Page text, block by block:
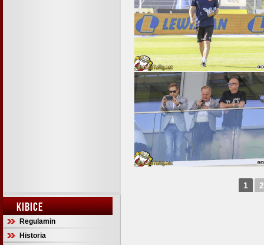
KIBICE
Regulamin
Historia
1 2